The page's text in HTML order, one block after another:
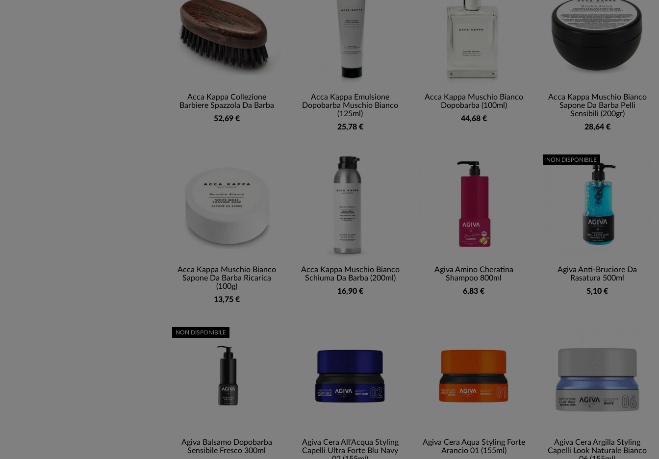
Acca Kappa Collezione
Barbiere Spazzola Da Barba
52,69 €
Acca Kappa Emulsione
Dopobarba Muschio Bianco
(125ml)
25,78 €
Acca Kappa Muschio Bianco
Dopobarba (100ml)
44,68 €
Acca Kappa Muschio Bianco
Sapone Da Barba Pelli
Sensibili (200gr)
28,64 €
Acca Kappa Muschio Bianco
Sapone Da Barba Ricarica
(100g)
13,75 €
Acca Kappa Muschio Bianco
Schiuma Da Barba (200ml)
16,90 €
Agiva Amino Cheratina
Shampoo 800ml
6,83 €
Agiva Anti-Bruciore Da
Rasatura 500ml
5,10 €
NON DISPONIBILE
Agiva Balsamo Dopobarba
Sensibile Fresco 300ml
NON DISPONIBILE
Agiva Cera All'Acqua Styling
Capelli Ultra Forte Blu Navy
Agiva Cera Aqua Styling Forte
Arancio 01 (155ml)
Agiva Cera Argilla Styling
Capelli Look Naturale Bianco